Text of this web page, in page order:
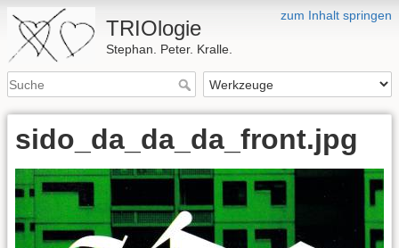
zum Inhalt springen
TRIOlogie
Stephan. Peter. Kralle.
sido_da_da_da_front.jpg